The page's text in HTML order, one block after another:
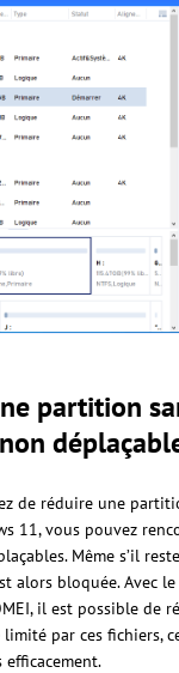
partition
de réduire une
11, vous pouvez
Même s’il
alors bloquée. Avec
il est possible de
par ces fichiers,
efficacement.